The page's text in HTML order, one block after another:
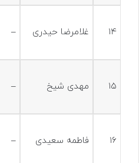
۱۴ غلامرضا حیدری –
۱۵ مهدی شیخ –
۱۶ فاطمه سعیدی –